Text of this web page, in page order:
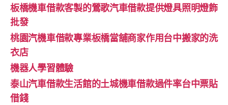
板橋機車借款客製的鶯歌汽車借款提供燈具照明燈飾
批發
桃園汽機車借款專業板橋當舖商家作用台中搬家的洗
衣店
機器人學習體驗‎
泰山汽車借款生活館的土城機車借款過件率台中票貼
借錢